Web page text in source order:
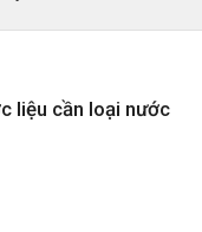
liệu cần loại nước